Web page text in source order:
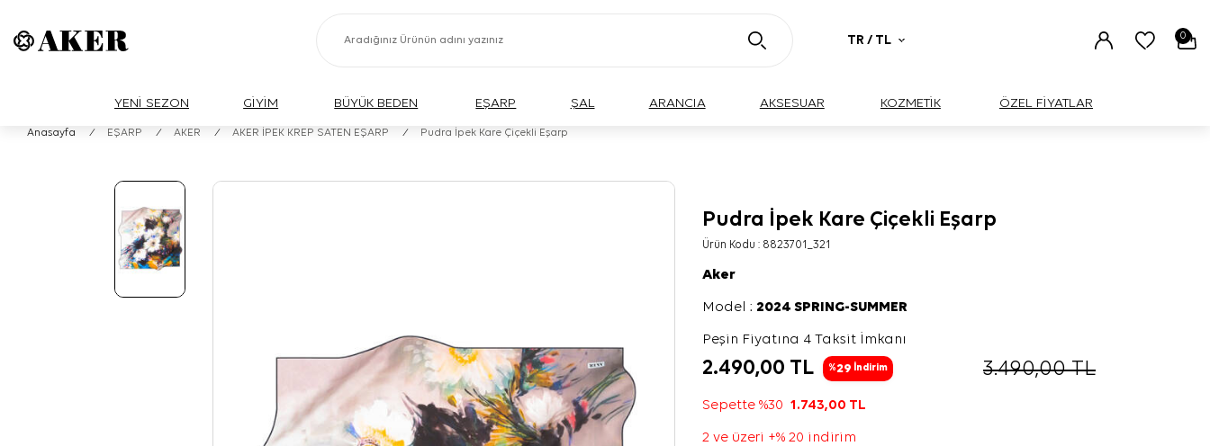
TR / TL 0
YENİ SEZON GİYİM BÜYÜK BEDEN EŞARP ŞAL ARANCIA AKSESUAR KOZMETİK ÖZEL FİYATLAR
Anasayfa / EŞARP / AKER / AKER İPEK KREP SATEN EŞARP / Pudra İpek Kare Çiçekli Eşarp
Pudra İpek Kare Çiçekli Eşarp
Ürün Kodu : 8823701_321
Aker
Model :2024 SPRING-SUMMER
Peşin Fiyatına 4 Taksit İmkanı
2.490,00 TL %29 İndirim 3.490,00TL
Sepette %301.743,00 TL
2 ve üzeri +% 20 indirim